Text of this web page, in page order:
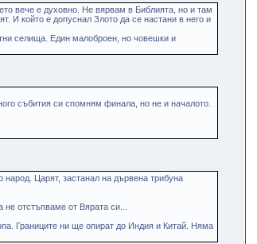
вече е духовно. Не вярвам в Библията, но и там
И който е допуснал Злото да се настани в него и
селища. Един малоброен, но човешки и
събития си спомням финала, но не и началото.
Царят, застанал на дървена трибуна
отстъпваме от Вярата си...
Границите ни ще опират до Индия и Китай. Няма